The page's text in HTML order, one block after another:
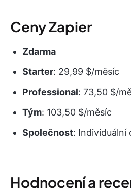
Ceny Zapier
Zdarma
Starter: 29,99 $/měsíc
Professional: 73,50 $/
Tým: 103,50 $/měsíc
Společnost: Individuální
Hodnocení a